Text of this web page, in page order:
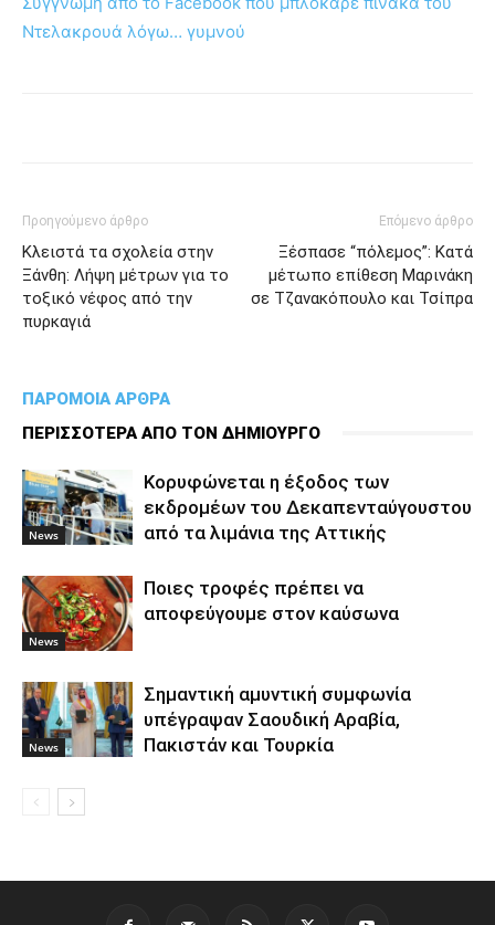
Ντελακρουά λόγω… γυμνού
Προηγούμενο άρθρο
Κλειστά τα σχολεία στην
Ξάνθη: Λήψη μέτρων για το
τοξικό νέφος από την
πυρκαγιά
Επόμενο άρθρο
Ξέσπασε “πόλεμος”: Κατά
μέτωπο επίθεση Μαρινάκη
σε Τζανακόπουλο και Τσίπρα
ΠΑΡΟΜΟΙΑ ΑΡΘΡΑ
ΠΕΡΙΣΣΟΤΕΡΑ ΑΠΟ ΤΟΝ ΔΗΜΙΟΥΡΓΟ
News
Κορυφώνεται η έξοδος των
εκδρομέων του Δεκαπενταύγουστου
από τα λιμάνια της Αττικής
News
Ποιες τροφές πρέπει να
αποφεύγουμε στον καύσωνα
News
Σημαντική αμυντική συμφωνία
υπέγραψαν Σαουδική Αραβία,
Πακιστάν και Τουρκία